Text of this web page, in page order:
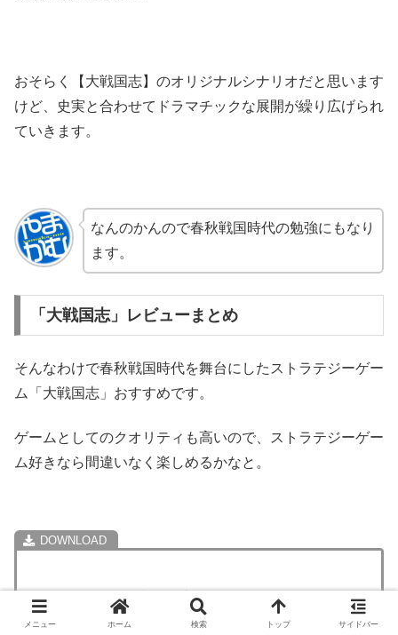
おそらく【大戦国志】のオリジナルシナリオだと思います
けど、史実と合わせてドラマチックな展開が繰り広げられ
ていきます。
なんのかんので春秋戦国時代の勉強にもなり
ます。
「大戦国志」レビューまとめ
そんなわけで春秋戦国時代を舞台にしたストラテジーゲー
ム「大戦国志」おすすめです。
ゲームとしてのクオリティも高いので、ストラテジーゲー
ム好きなら間違いなく楽しめるかなと。
大戦国志
REALITY SQUARED GAME
メニュー ホーム 検索 トップ サイドバー